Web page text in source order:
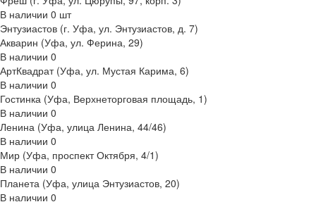
В наличии 0 шт
Энтузиастов (г. Уфа, ул. Энтузиастов, д. 7)
Акварин (Уфа, ул. Ферина, 29)
В наличии 0
АртКвадрат (Уфа, ул. Мустая Карима, 6)
В наличии 0
Гостинка (Уфа, Верхнеторговая площадь, 1)
В наличии 0
Ленина (Уфа, улица Ленина, 44/46)
В наличии 0
Мир (Уфа, проспект Октября, 4/1)
В наличии 0
Планета (Уфа, улица Энтузиастов, 20)
В наличии 0